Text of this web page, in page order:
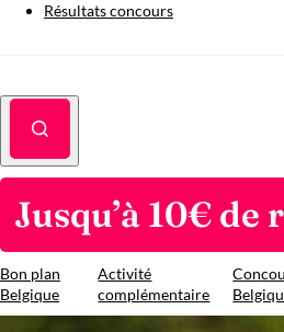
Résultats concours
Jusqu’à 10€
Bon plan
Belgique
Activité
complémentaire